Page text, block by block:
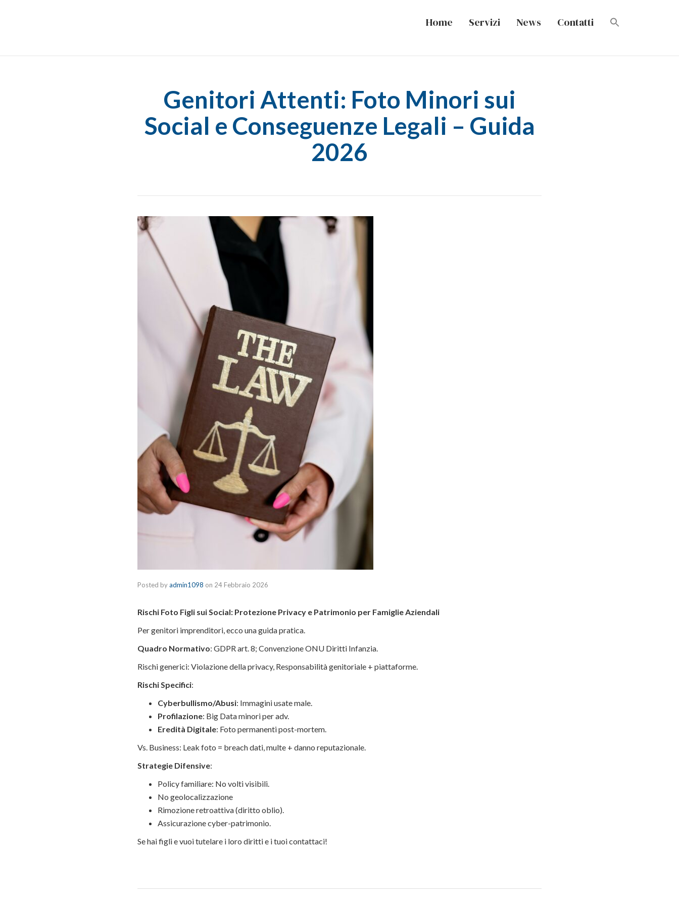
Home Servizi News Contatti
Genitori Attenti: Foto Minori sui
Social e Conseguenze Legali – Guida
2026
Posted byadmin1098 on 24 Febbraio 2026
Rischi Foto Figli sui Social: Protezione Privacy e Patrimonio per Famiglie Aziendali
Per genitori imprenditori, ecco una guida pratica.
Quadro Normativo: GDPR art. 8; Convenzione ONU Diritti Infanzia.
Rischi generici: Violazione della privacy, Responsabilità genitoriale + piattaforme.
Rischi Specifici:
Cyberbullismo/Abusi: Immagini usate male.
Profilazione: Big Data minori per adv.
Eredità Digitale: Foto permanenti post-mortem.
Vs. Business: Leak foto = breach dati, multe + danno reputazionale.
Strategie Difensive:
Policy familiare: No volti visibili.
No geolocalizzazione
Rimozione retroattiva (diritto oblio).
Assicurazione cyber-patrimonio.
Se hai figli e vuoi tutelare i loro diritti e i tuoi contattaci!